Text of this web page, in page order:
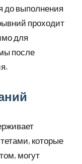
до выполнения
проходит
для
после
которые
могут